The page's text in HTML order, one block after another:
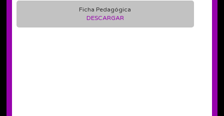
Ficha Pedagógica
DESCARGAR